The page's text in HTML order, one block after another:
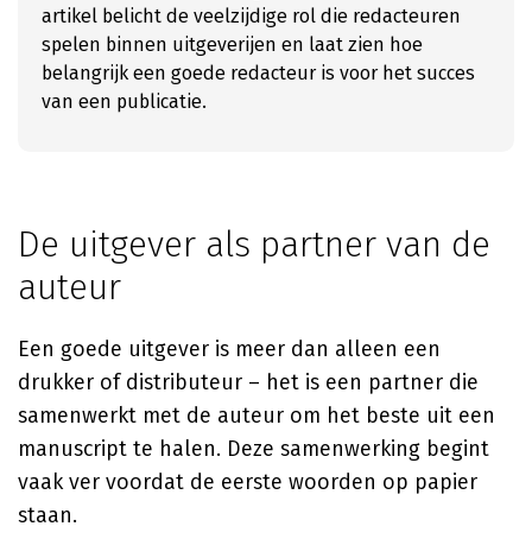
artikel belicht de veelzijdige rol die redacteuren
spelen binnen uitgeverijen en laat zien hoe
belangrijk een goede redacteur is voor het succes
van een publicatie.
De uitgever als partner van de
auteur
Een goede uitgever is meer dan alleen een
drukker of distributeur – het is een partner die
samenwerkt met de auteur om het beste uit een
manuscript te halen. Deze samenwerking begint
vaak ver voordat de eerste woorden op papier
staan.